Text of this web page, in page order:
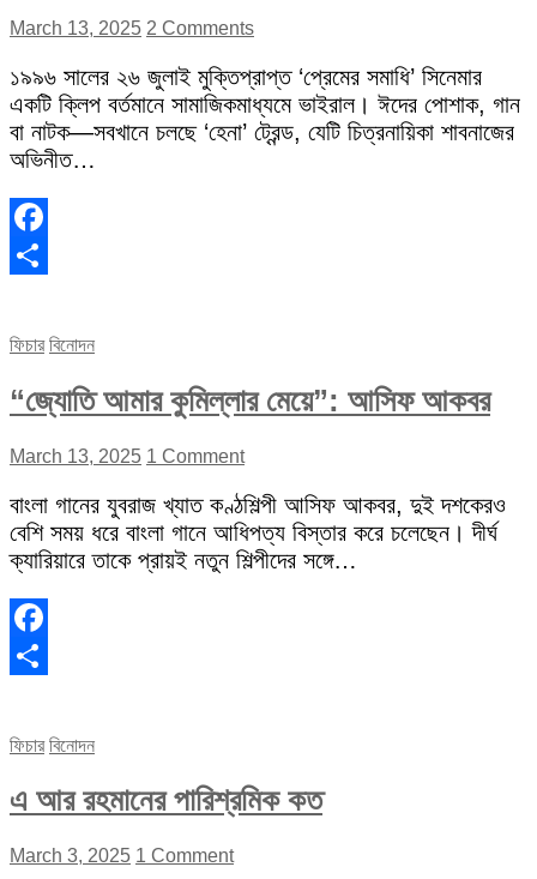
March 13, 2025 2 Comments
১৯৯৬ সালের ২৬ জুলাই মুক্তিপ্রাপ্ত ‘প্রেমের সমাধি’ সিনেমার
একটি ক্লিপ বর্তমানে সামাজিকমাধ্যমে ভাইরাল। ঈদের পোশাক, গান
বা নাটক—সবখানে চলছে ‘হেনা’ ট্রেন্ড, যেটি চিত্রনায়িকা শাবনাজের
অভিনীত…
Facebook
ফিচার বিনোদন
“জ্যোতি আমার কুমিল্লার মেয়ে”: আসিফ আকবর
March 13, 2025 1 Comment
বাংলা গানের যুবরাজ খ্যাত কণ্ঠশিল্পী আসিফ আকবর, দুই দশকেরও
বেশি সময় ধরে বাংলা গানে আধিপত্য বিস্তার করে চলেছেন। দীর্ঘ
ক্যারিয়ারে তাকে প্রায়ই নতুন শিল্পীদের সঙ্গে…
Facebook
ফিচার বিনোদন
এ আর রহমানের পারিশ্রমিক কত
March 3, 2025 1 Comment